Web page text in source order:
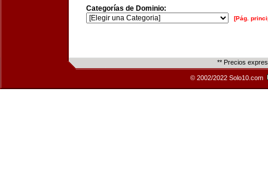
Categorías de Dominio:
[Pág.
** Precios
© 2002/2022 Solo10.com